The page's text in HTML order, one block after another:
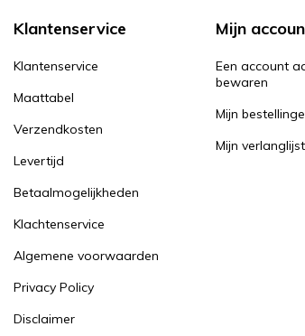
Klantenservice
Klantenservice
Maattabel
Verzendkosten
Levertijd
Betaalmogelijkheden
Klachtenservice
Algemene voorwaarden
Privacy Policy
Disclaimer
Mijn
Een account
bewaren
Mijn
Mijn verlanglijst